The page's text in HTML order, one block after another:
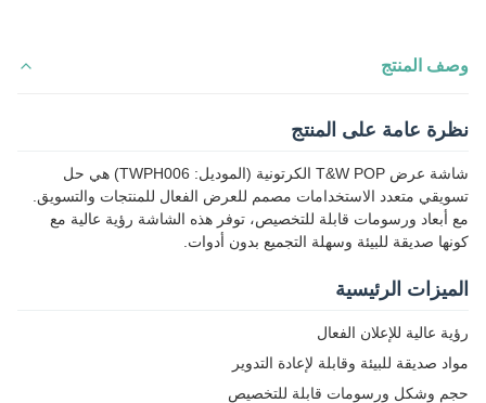
وصف المنتج
نظرة عامة على المنتج
شاشة عرض T&W POP الكرتونية (الموديل: TWPH006) هي حل
تسويقي متعدد الاستخدامات مصمم للعرض الفعال للمنتجات والتسويق.
مع أبعاد ورسومات قابلة للتخصيص، توفر هذه الشاشة رؤية عالية مع
كونها صديقة للبيئة وسهلة التجميع بدون أدوات.
الميزات الرئيسية
رؤية عالية للإعلان الفعال
مواد صديقة للبيئة وقابلة لإعادة التدوير
حجم وشكل ورسومات قابلة للتخصيص